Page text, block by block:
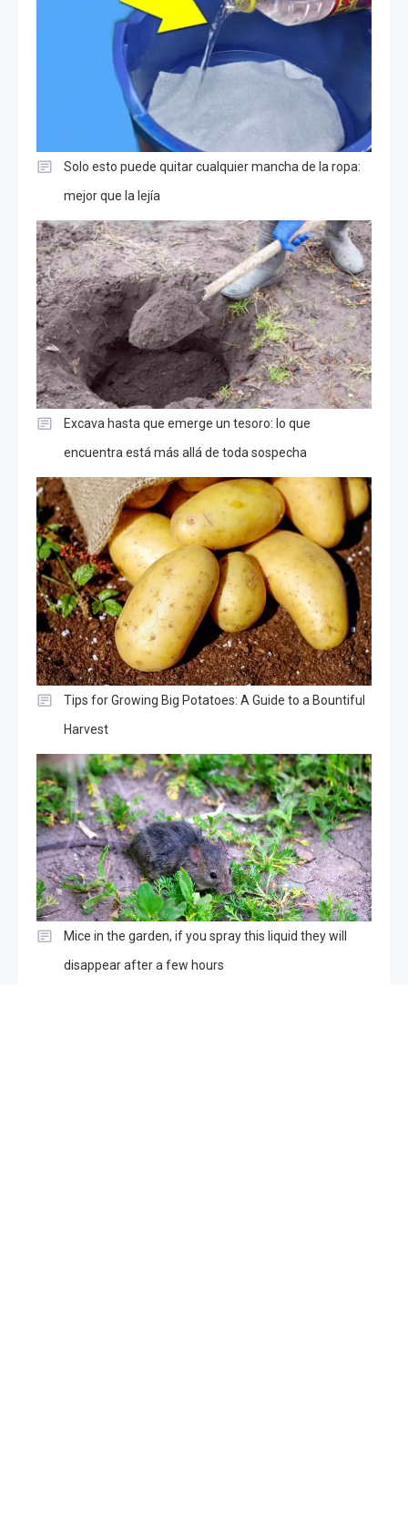
Solo esto puede quitar cualquier mancha de la ropa:
mejor que la lejía
Excava hasta que emerge un tesoro: lo que
encuentra está más allá de toda sospecha
Tips for Growing Big Potatoes: A Guide to a Bountiful
Harvest
Mice in the garden, if you spray this liquid they will
disappear after a few hours